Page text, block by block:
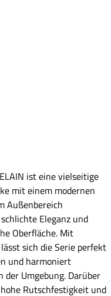
ist eine vielseitige
mit einem modernen
Außenbereich
Eleganz und
Oberfläche. Mit
sich die Serie perfekt
und harmoniert
Umgebung. Darüber
Rutschfestigkeit und